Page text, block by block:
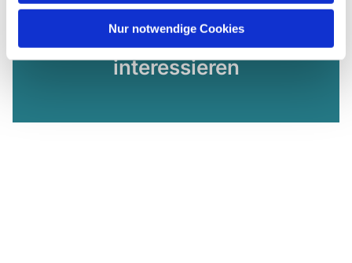
Nur notwendige Cookies
Dies könnte Sie auch
interessieren